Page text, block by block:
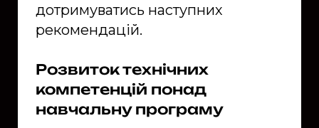
дотримуватись наступних
рекомендацій.
Розвиток технічних
компетенцій понад
навчальну програму